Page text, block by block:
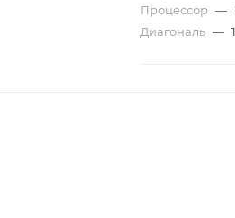
Процессор —
Диагональ —